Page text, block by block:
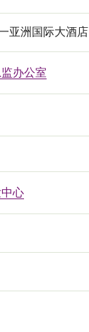
亚洲国际大酒店
办公室
心